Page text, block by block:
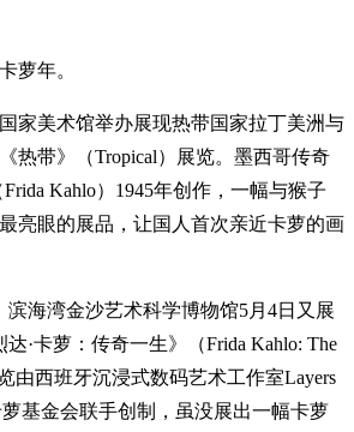
萝年。
家美术馆举办展现热带国家拉丁美洲与
热带》（Tropical）展览。墨西哥传奇
Kahlo）1945年创作，一幅与猴子
亮眼的展品，让国人首次亲近卡萝的画
滨海湾金沙艺术科学博物馆5月4日又展
·卡萝：传奇一生》（Frida Kahlo: The
由西班牙沉浸式数码艺术工作室Layers
萝基金会联手创制，虽没展出一幅卡萝